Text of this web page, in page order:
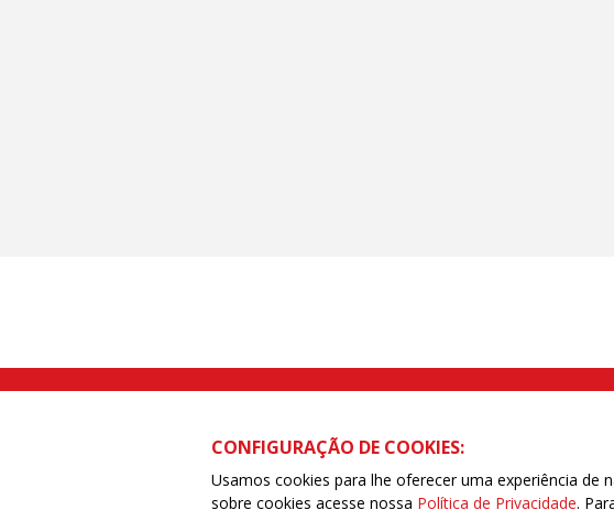
Rua Caetano Pinto nº 575 CEP 03041-000 Brás, São
CONFIGURAÇÃO DE COOKIES:
Usamos cookies para lhe oferecer uma experiência de
sobre cookies acesse nossa Política de Privacidade.